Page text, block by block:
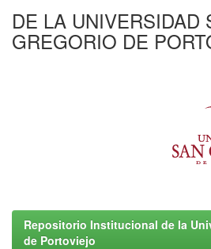
DE LA UNIVERSIDAD
GREGORIO DE
Repositorio Institucional de la
de Portoviejo